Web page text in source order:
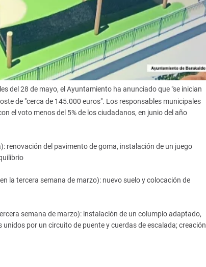
del 28 de mayo, el Ayuntamiento ha anunciado que "se inician
de "cerca de 145.000 euros". Los responsables municipales
el voto menos del 5% de los ciudadanos, en junio del año
renovación del pavimento de goma, instalación de un juego
la tercera semana de marzo): nuevo suelo y colocación de
semana de marzo): instalación de un columpio adaptado,
por un circuito de puente y cuerdas de escalada; creación